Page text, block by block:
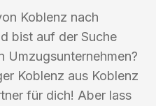
Koblenz nach
bist auf der Suche
Umzugsunternehmen?
Koblenz aus Koblenz
für dich! Aber lass